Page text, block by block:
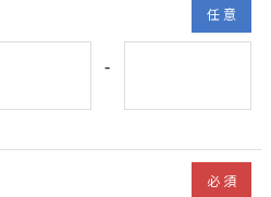
任意
-
必須